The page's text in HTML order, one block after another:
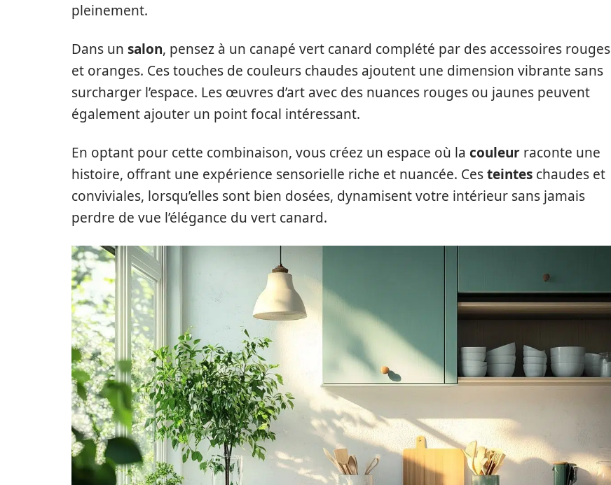
pleinement.
Dans un salon, pensez à un canapé vert canard complété par des accessoires rouges
et oranges. Ces touches de couleurs chaudes ajoutent une dimension vibrante sans
surcharger l’espace. Les œuvres d’art avec des nuances rouges ou jaunes peuvent
également ajouter un point focal intéressant.
En optant pour cette combinaison, vous créez un espace où la couleur raconte une
histoire, offrant une expérience sensorielle riche et nuancée. Cesteintes chaudes et
conviviales, lorsqu’elles sont bien dosées, dynamisent votre intérieur sans jamais
perdre de vue l’élégance du vert canard.